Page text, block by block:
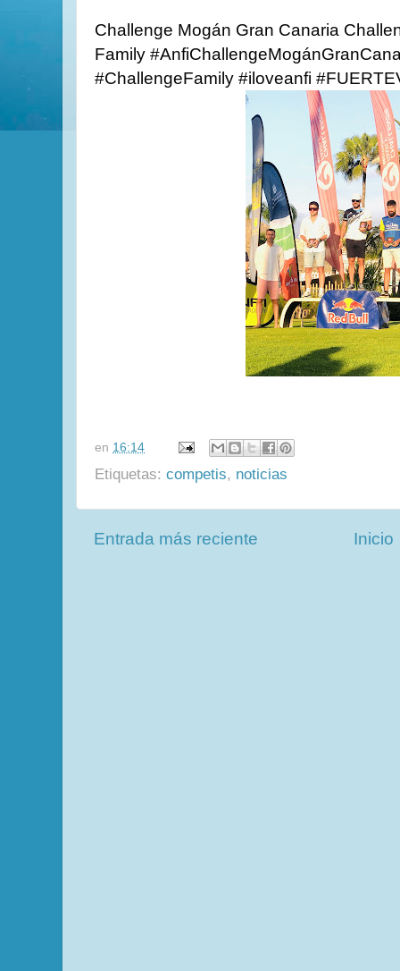
Challenge Mogán Gran Canaria
Family
#ChallengeFamily #iloveanfi
en 16:14
Etiquetas: competis, noticias
Entrada más reciente Inicio